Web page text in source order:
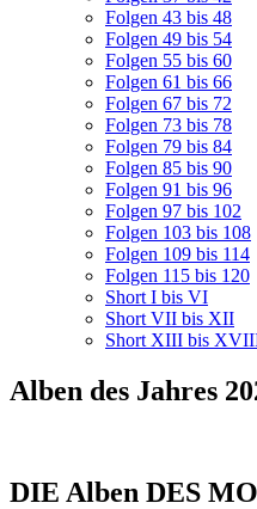
Folgen 43 bis 48
Folgen 49 bis 54
Folgen 55 bis 60
Folgen 61 bis 66
Folgen 67 bis 72
Folgen 73 bis 78
Folgen 79 bis 84
Folgen 85 bis 90
Folgen 91 bis 96
Folgen 97 bis 102
Folgen 103 bis 108
Folgen 109 bis 114
Folgen 115 bis 120
Short I bis VI
Short VII bis XII
Short XIII bis
Alben des Jahres
DIE Alben DES